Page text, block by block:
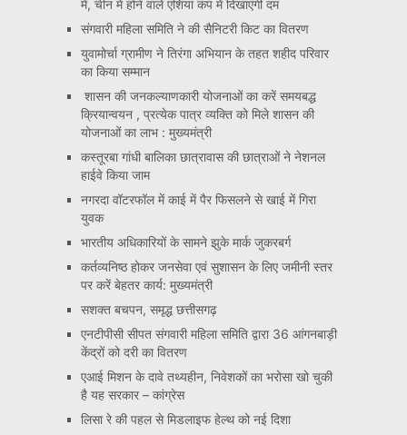
में, चीन में होने वाले एशिया कप में दिखाएंगी दम
संगवारी महिला समिति ने की सैनिटरी किट का वितरण
युवामोर्चा ग्रामीण ने तिरंगा अभियान के तहत शहीद परिवार
का किया सम्मान
शासन की जनकल्याणकारी योजनाओं का करें समयबद्ध
क्रियान्वयन , प्रत्येक पात्र व्यक्ति को मिले शासन की
योजनाओं का लाभ : मुख्यमंत्री
कस्तूरबा गांधी बालिका छात्रावास की छात्राओं ने नेशनल
हाईवे किया जाम
नगरदा वॉटरफॉल में काई में पैर फिसलने से खाई में गिरा
युवक
भारतीय अधिकारियों के सामने झुके मार्क जुकरबर्ग
कर्तव्यनिष्ठ होकर जनसेवा एवं सुशासन के लिए जमीनी स्तर
पर करें बेहतर कार्य: मुख्यमंत्री
सशक्त बचपन, समृद्ध छत्तीसगढ़
एनटीपीसी सीपत संगवारी महिला समिति द्वारा 36 आंगनबाड़ी
केंद्रों को दरी का वितरण
एआई मिशन के दावे तथ्यहीन, निवेशकों का भरोसा खो चुकी
है यह सरकार – कांग्रेस
लिसा रे की पहल से मिडलाइफ हेल्थ को नई दिशा